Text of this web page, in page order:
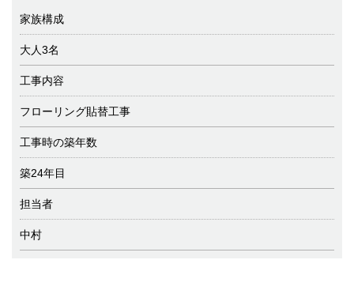
家族構成
大人3名
工事内容
フローリング貼替工事
工事時の築年数
築24年目
担当者
中村